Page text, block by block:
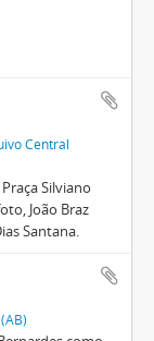
Central
Silviano
João Braz
Santana.